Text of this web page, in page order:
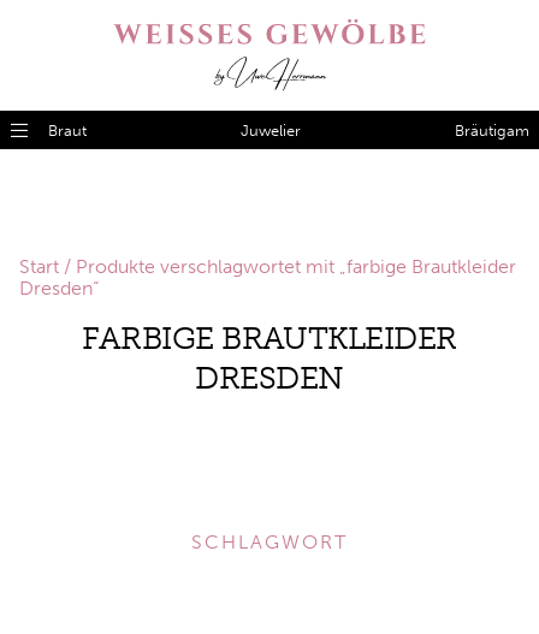
Braut Juwelier Bräutigam
Start / Produkte verschlagwortet mit „farbige Brautkleider
Dresden“
FARBIGE BRAUTKLEIDER
DRESDEN
SCHLAGWORT